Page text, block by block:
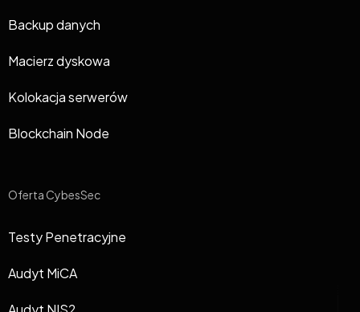
Backup danych
Macierz dyskowa
Kolokacja serwerów
Blockchain Node
Oferta CybesSec
Testy Penetracyjne
Audyt MiCA